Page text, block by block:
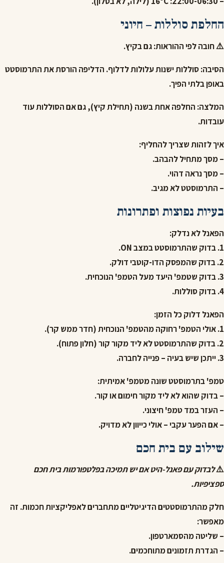
החלפת סוללות – חיוני
⚠️חובה לפי ההוראות: גם בקיץ.
הסיבה: סוללות ישנות עלולות לדלוף. הדליפה הורסת את התרמוסטט
באופן בלתי הפיך.
המלצה: החלפה אחת בשנה (תחילת קיץ), גם אם הסוללות עוד
עובדות.
איך לזהות שצריך להחליף:
– מסך מתחיל להבהב.
– מסך נראה דהוי.
– התרמוסטט לא מגיב.
בעיות נפוצות ופתרונות
הפאנל לא נדלק:
1. בדוק שהתרמוסטט במצב ON.
2. בדוק שהמפסק הדו-קוטבי דולק.
3. בדוק שטמפ' היעד מעל הטמפ' הנוכחית.
4. בדוק סוללות.
הפאנל דלוק כל הזמן:
1. אולי הטמפ' רחוקה מהטמפ' הנוכחית (חדר ממש קר).
2. בדוק שהתרמוסטט לא ליד מקור קור (חלון פתוח).
3. ייתכן שיש בעיה – פנייה לחברה.
טמפ' בתרמוסטט שונה מטמפ' אמיתית:
– בדוק שהוא לא ליד מקור חימום או קור.
– העזר במד טמפ' חיצוני.
– אם הפער עקבי – אולי כייוון לא מדויק.
שילוב עם בית חכם
⚠️לבדוק עם פאנל-היט אם יש תמיכה בפלטפורמות בית חכם
ספציפיות.
חלק מהתרמוסטטים הדיגיטליים מתחברים לאפליקציות חכמות. זה
מאפשר:
– שליטה מהסמארטפון.
– הגדרת תזמונים מתוחכמים.